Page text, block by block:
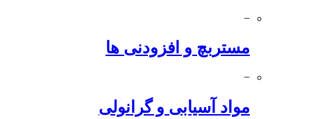
−
مستربچ و افزودنی ها
−
مواد آسیابی و گرانولی